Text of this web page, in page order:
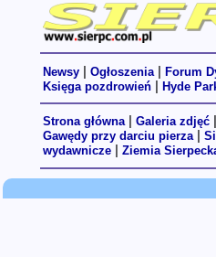
Newsy Ogłoszenia Forum
Księga pozdrowień Hyde
Strona główna| Galeria zdjęć
Gawędy przy darciu pierza|
wydawnicze
Ziemia